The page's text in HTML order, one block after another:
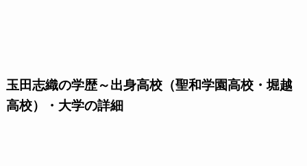
玉田志織の学歴～出身高校（聖和学園高校・堀越
高校）・大学の詳細